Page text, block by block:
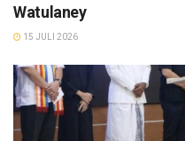
Watulaney
15 JULI 2026